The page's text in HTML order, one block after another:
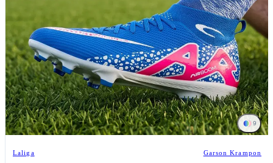
9
Laliga Garson Krampon